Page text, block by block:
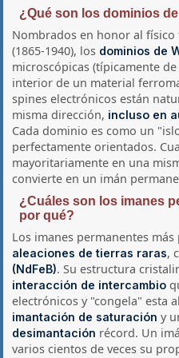
¿Qué son los dominios
Nombrados en honor al físico
(1865-1940), los dominios de
microscópicas (típicamente
interior de un material
spines electrónicos están
misma dirección, incluso en
Cada dominio es como un
perfectamente orientados.
mayoritariamente en una
convierte en un imán
¿Cuáles son los imanes
por qué?
Los imanes permanentes
aleaciones de tierras raras,
(NdFeB). Su estructura
interacción de intercambio
electrónicos y "congela" esta
imantación de saturación y
desimantación récord. Un
varios cientos de veces su